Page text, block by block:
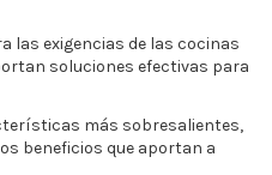
las exigencias de las cocinas
soluciones efectivas para
más sobresalientes,
beneficios que aportan a